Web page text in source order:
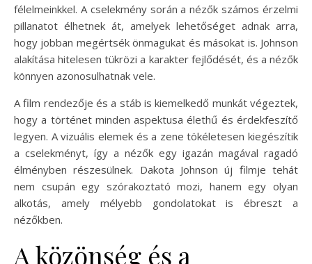
félelmeinkkel. A cselekmény során a nézők számos érzelmi
pillanatot élhetnek át, amelyek lehetőséget adnak arra,
hogy jobban megértsék önmagukat és másokat is. Johnson
alakítása hitelesen tükrözi a karakter fejlődését, és a nézők
könnyen azonosulhatnak vele.
A film rendezője és a stáb is kiemelkedő munkát végeztek,
hogy a történet minden aspektusa élethű és érdekfeszítő
legyen. A vizuális elemek és a zene tökéletesen kiegészítik
a cselekményt, így a nézők egy igazán magával ragadó
élményben részesülnek. Dakota Johnson új filmje tehát
nem csupán egy szórakoztató mozi, hanem egy olyan
alkotás, amely mélyebb gondolatokat is ébreszt a
nézőkben.
A közönség és a